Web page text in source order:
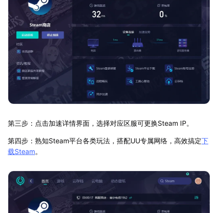
第三步：点击加速详情界面，选择对应区服可更换Steam IP。
第四步：熟知Steam平台各类玩法，搭配UU专属网络，高效搞定下
载Steam。